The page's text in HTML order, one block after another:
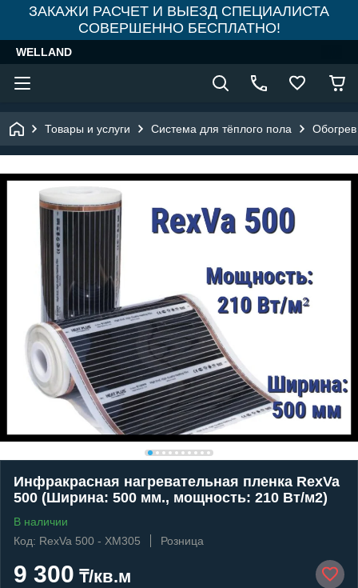
ЗАКАЖИ РАСЧЕТ И ВЫЕЗД СПЕЦИАЛИСТА
СОВЕРШЕННО БЕСПЛАТНО!
WELLAND
Товары и услуги Система для тёплого пола
Инфракрасная нагревательная пленка RexVa
500 (Ширина: 500 мм., мощность: 210 Вт/м2)
В наличии
Код: RexVa 500 - XM305
Розница
9 300 ₸/кв.м